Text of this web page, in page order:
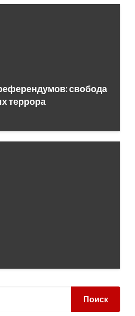
свобода
террора